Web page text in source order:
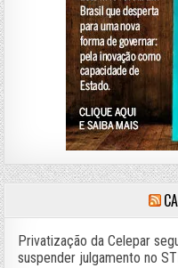
Privatização da Celepar
suspender julgamento no